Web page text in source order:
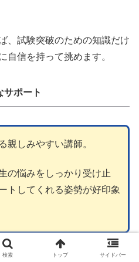
、試験突破のための知識だけ
自信を持って挑めます。
サポート
親しみやすい講師。
の悩みをしっかり受け止
トしてくれる姿勢が好印象
、疑問や不安が次々と湧き上
検索 トップ サイドバー